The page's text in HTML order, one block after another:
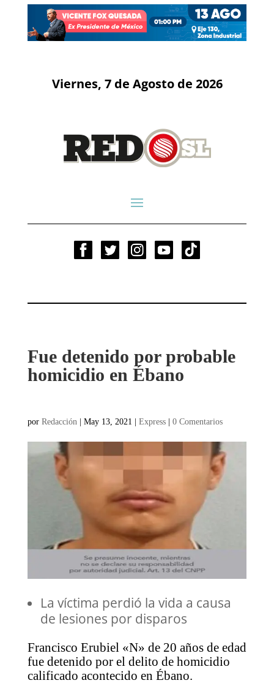
Viernes, 7 de Agosto de 2026
Fue detenido por probable
homicidio en Ébano
por Redacción | May 13, 2021 | Express| 0 Comentarios
La víctima perdió la vida a causa
de lesiones por disparos
Francisco Erubiel «N» de 20 años de edad
fue detenido por el delito de homicidio
calificado acontecido en Ébano.